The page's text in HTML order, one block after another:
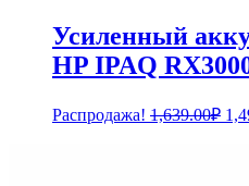
Усиленный
HP IPAQ
Распродажа! 1,639.00₽